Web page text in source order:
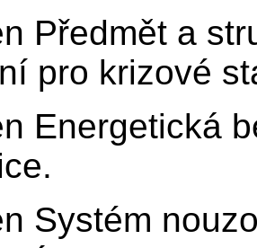
Předmět a
pro krizové
Energetická
Systém